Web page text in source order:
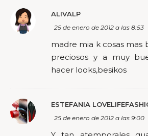
ALIVALP
25 de enero de 2012 a las 8:53
madre mia k cosas mas
preciosos y a muy
hacer looks,besikos
ESTEFANIA
25 de enero de 2012 a las 9:00